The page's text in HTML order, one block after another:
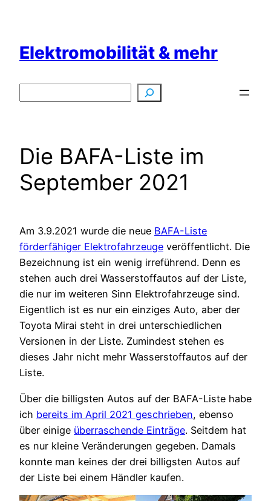
springen
Elektromobilität & mehr
Die BAFA-Liste im
September 2021
Am 3.9.2021 wurde die neue BAFA-Liste
förderfähiger Elektrofahrzeuge veröffentlicht. Die
Bezeichnung ist ein wenig irreführend. Denn es
stehen auch drei Wasserstoffautos auf der Liste,
die nur im weiteren Sinn Elektrofahrzeuge sind.
Eigentlich ist es nur ein einziges Auto, aber der
Toyota Mirai steht in drei unterschiedlichen
Versionen in der Liste. Zumindest stehen es
dieses Jahr nicht mehr Wasserstoffautos auf der
Liste.
Über die billigsten Autos auf der BAFA-Liste habe
ich bereits im April 2021 geschrieben, ebenso
über einige überraschende Einträge. Seitdem hat
es nur kleine Veränderungen gegeben. Damals
konnte man keines der drei billigsten Autos auf
der Liste bei einem Händler kaufen.